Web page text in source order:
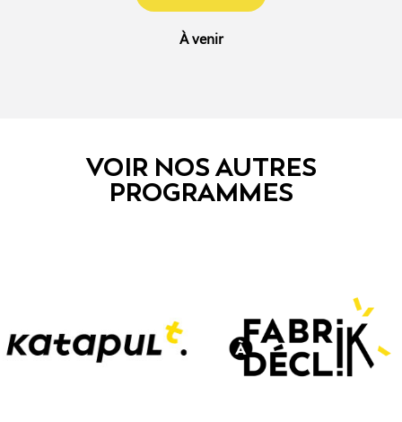
À venir
VOIR NOS AUTRES
PROGRAMMES